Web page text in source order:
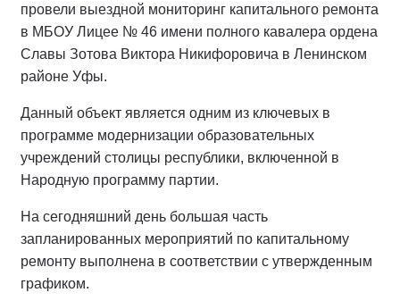
провели выездной мониторинг капитального ремонта
в МБОУ Лицее № 46 имени полного кавалера ордена
Славы Зотова Виктора Никифоровича в Ленинском
районе Уфы.
Данный объект является одним из ключевых в
программе модернизации образовательных
учреждений столицы республики, включенной в
Народную программу партии.
На сегодняшний день большая часть
запланированных мероприятий по капитальному
ремонту выполнена в соответствии с утвержденным
графиком.